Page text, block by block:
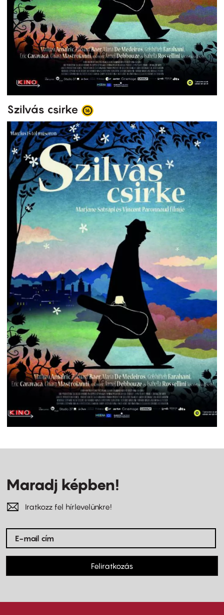
Szilvás csirke
Maradj képben!
Iratkozz fel hírlevelünkre!
Feliratkozás